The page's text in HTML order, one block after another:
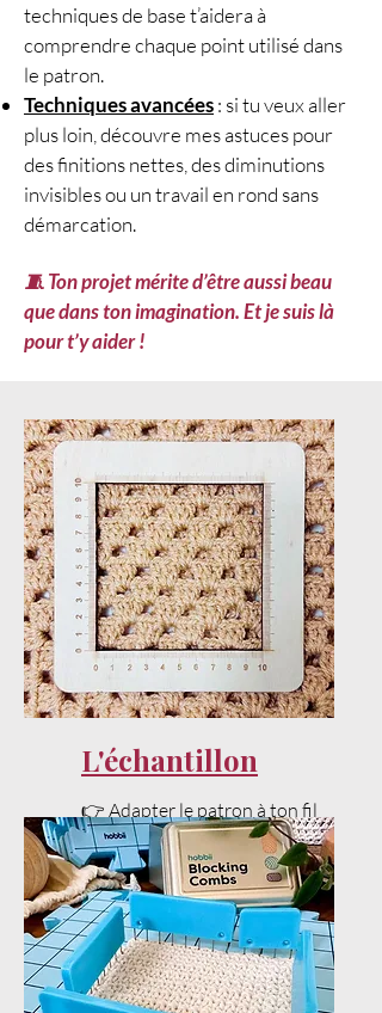
techniques de base t’aidera à
comprendre chaque point utilisé dans
le patron.
Techniques avancées: si tu veux aller
plus loin, découvre mes astuces pour
des finitions nettes, des diminutions
invisibles ou un travail en rond sans
démarcation.
🧵 Ton projet mérite d’être aussi beau
que dans ton imagination. Et je suis là
pour t’y aider !
L'échantillon
👉 Adapter le patron à ton fil
et ta tension sans stress.